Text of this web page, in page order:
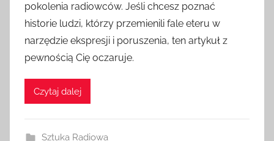
pokolenia radiowców. Jeśli chcesz poznać
historie ludzi, którzy przemienili fale eteru w
narzędzie ekspresji i poruszenia, ten artykuł z
pewnością Cię oczaruje.
Czytaj dalej
Sztuka Radiowa